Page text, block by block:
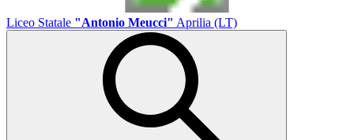
Liceo Statale "Antonio Meucci" Aprilia (LT)